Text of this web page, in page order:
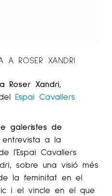
A ROSER XANDRI
Roser Xandri,
Espai Cavallers
galeristes de
entrevista a la
l’Espai Cavallers
sobre una visió més
la feminitat en el
i el vincle en el que